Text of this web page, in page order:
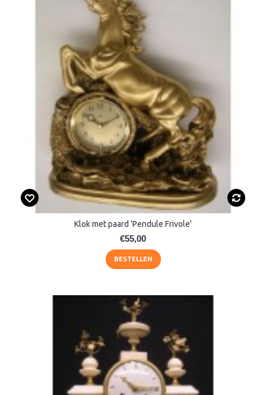
Klok met paard 'Pendule Frivole'
€55,00
BESTELLEN